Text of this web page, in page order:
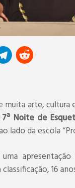
arte, cultura
7ª Noite de
lado da escola
16